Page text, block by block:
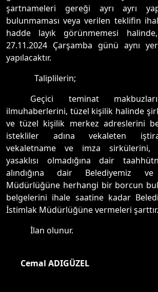
şartnameleri gereği ayrı ayrı
bulunmaması veya verilen teklifin
hadde layık görünmemesi
27.11.2024 Çarşamba günü aynı
yapılacaktır.
Taliplilerin;
Geçici teminat
ilmuhaberlerini, tüzel kişilik halinde
ve tüzel kişilik merkez adreslerini
istekliler adına vekaleten
vekaletname ve imza sirkülerini,
yasaklısı olmadığına dair
alındığına dair Belediyemiz
Müdürlüğüne herhangi bir borcun
belgelerini ihale saatine kadar
İstimlak Müdürlüğüne vermeleri şarttır.
İlan olunur.
Cemal ADIGÜZEL